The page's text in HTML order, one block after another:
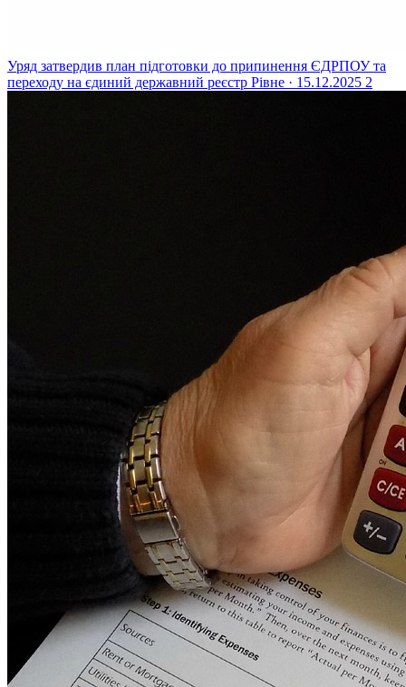
Уряд затвердив план підготовки до припинення ЄДРПОУ та
переходу на єдиний державний реєстр Рівне · 15.12.2025 2